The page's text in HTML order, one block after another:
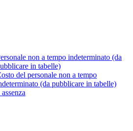
non a tempo indeterminato (da
in tabelle)
del personale non a tempo
(da pubblicare in tabelle)